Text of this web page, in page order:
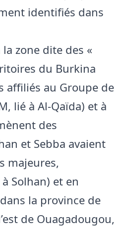
identifiés dans
zone dite des «
du Burkina
affiliés au Groupe de
lié à Al-Qaïda) et à
des
et Sebba avaient
majeures,
Solhan) et en
la province de
de Ouagadougou,